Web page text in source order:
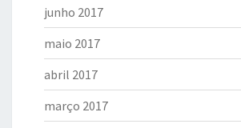
junho 2017
maio 2017
abril 2017
março 2017